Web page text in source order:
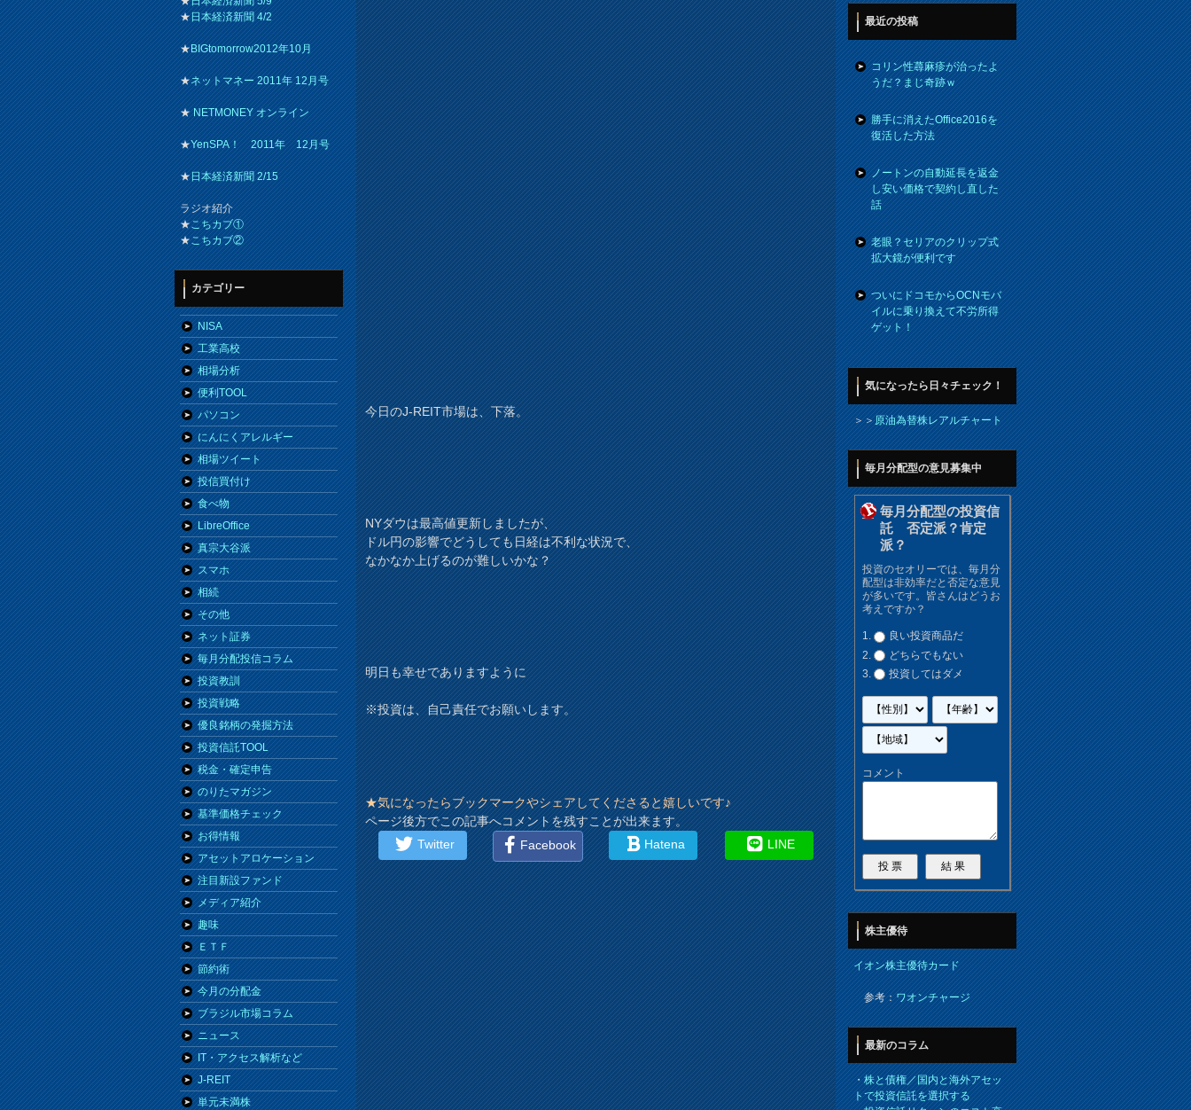
今日のJ-REIT市場は、下落。
NYダウは最高値更新しましたが、
ドル円の影響でどうしても日経は不利な状況で、
なかなか上げるのが難しいかな？
明日も幸せでありますように
※投資は、自己責任でお願いします。
★気になったらブックマークやシェアしてくださると嬉しいです♪
ページ後方でこの記事へコメントを残すことが出来ます。
Twitter
Facebook Hatena LINE
★日本経済新聞 4/2
★BIGtomorrow2012年10月
★ネットマネー 2011年 12月号
★NETMONEY オンライン
★YenSPA！ 2011年 12月号
★日本経済新聞 2/15
ラジオ紹介
★こちカブ①
★こちカブ②
カテゴリー
NISA
工業高校
相場分析
便利TOOL
パソコン
にんにくアレルギー
相場ツイート
投信買付け
食べ物
LibreOffice
真宗大谷派
スマホ
相続
その他
ネット証券
毎月分配投信コラム
投資教訓
投資戦略
優良銘柄の発掘方法
投資信託TOOL
税金・確定申告
のりたマガジン
基準価格チェック
お得情報
アセットアロケーション
注目新設ファンド
メディア紹介
趣味
ＥＴＦ
節約術
今月の分配金
ブラジル市場コラム
ニュース
IT・アクセス解析など
J-REIT
単元未満株
最近の投稿
コリン性蕁麻疹が治ったよ
うだ？まじ奇跡ｗ
勝手に消えたOffice2016を
復活した方法
ノートンの自動延長を返金
し安い価格で契約し直した
話
老眼？セリアのクリップ式
拡大鏡が便利です
ついにドコモからOCNモバ
イルに乗り換えて不労所得
ゲット！
気になったら日々チェック！
＞＞原油為替株レアルチャート
毎月分配型の意見募集中
毎月分配型の投資信
託 否定派？肯定
派？
投資のセオリーでは、毎月分
配型は非効率だと否定な意見
が多いです。皆さんはどうお
考えですか？
良い投資商品だ
どちらでもない
投資してはダメ
コメント
株主優待
イオン株主優待カード
参考：ワオンチャージ
最新のコラム
・株と債権／国内と海外アセッ
トで投資信託を選択する